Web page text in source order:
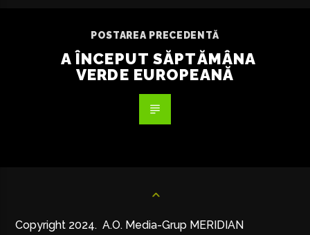
POSTAREA PRECEDENTĂ
A ÎNCEPUT SĂPTĂMÂNA
VERDE EUROPEANĂ
Copyright 2024. A.O. Media-Grup MERIDIAN